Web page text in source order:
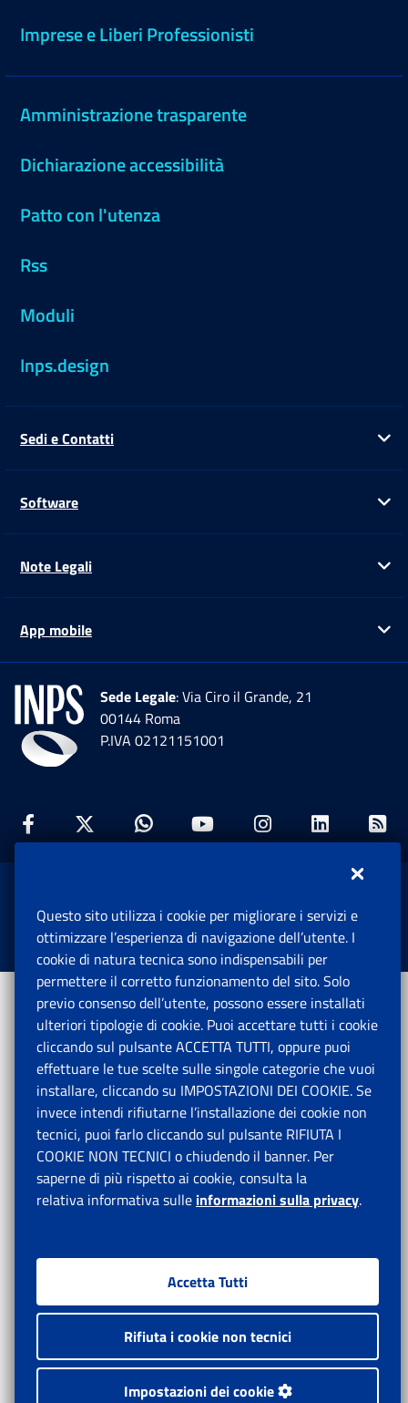
Imprese e Liberi Professionisti
Amministrazione trasparente
Dichiarazione accessibilità
Patto con l'utenza
Rss
Moduli
Inps.design
Sedi e Contatti
Software
Note Legali
App mobile
Sede Legale: Via Ciro il Grande, 21
00144 Roma
P.IVA 02121151001
Facebook: Apre una nuova finestra
Twitter: Apre una nuova finestra
Whatsapp: Apre una nuova
Youtube: Apre una
Instagram:
Istituto Nazionale Previdenza Sociale.
Tutti i diritti riservati.
Questo sito utilizza i cookie per migliorare i servizi e
ottimizzare l’esperienza di navigazione dell’utente. I
cookie di natura tecnica sono indispensabili per
permettere il corretto funzionamento del sito. Solo
previo consenso dell’utente, possono essere installati
ulteriori tipologie di cookie. Puoi accettare tutti i cookie
cliccando sul pulsante ACCETTA TUTTI, oppure puoi
effettuare le tue scelte sulle singole categorie che vuoi
installare, cliccando su IMPOSTAZIONI DEI COOKIE. Se
invece intendi rifiutarne l’installazione dei cookie non
tecnici, puoi farlo cliccando sul pulsante RIFIUTA I
COOKIE NON TECNICI o chiudendo il banner. Per
saperne di più rispetto ai cookie, consulta la
relativa informativa sulle informazioni sulla privacy.
Accetta Tutti
Rifiuta i cookie non tecnici
Impostazioni dei cookie